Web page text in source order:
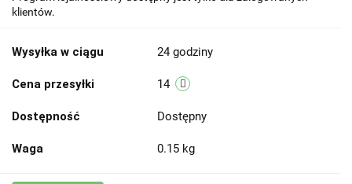
klientów.
Wysyłka w ciągu 24 godziny
Cena przesyłki 14
Dostępność Dostępny
Waga 0.15 kg